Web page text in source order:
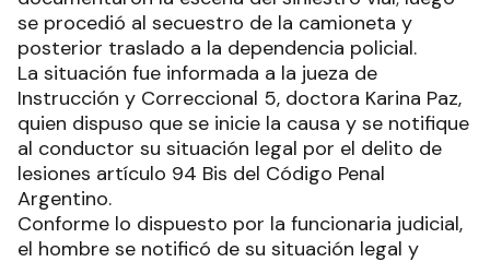
se procedió al secuestro de la camioneta y
posterior traslado a la dependencia policial.
La situación fue informada a la jueza de
Instrucción y Correccional 5, doctora Karina Paz,
quien dispuso que se inicie la causa y se notifique
al conductor su situación legal por el delito de
lesiones artículo 94 Bis del Código Penal
Argentino.
Conforme lo dispuesto por la funcionaria judicial,
el hombre se notificó de su situación legal y